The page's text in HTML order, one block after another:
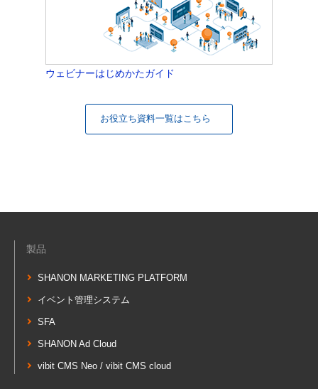
ウェビナーはじめかたガイド
お役立ち資料一覧はこちら
製品
SHANON MARKETING PLATFORM
イベント管理システム
SFA
SHANON Ad Cloud
vibit CMS Neo / vibit CMS cloud